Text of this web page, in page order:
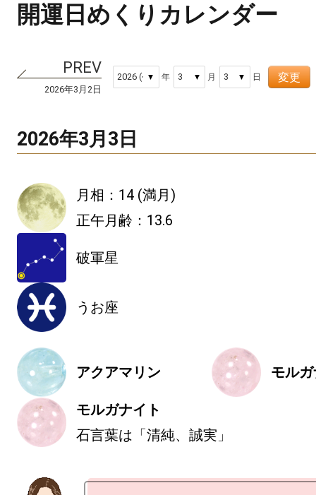
開運日めくりカレンダー
2026年3月2日
年 月 日 変更
2026年3月3日
月相：14 (満月)
正午月齢：13.6
破軍星
うお座
アクアマリン モル
モルガナイト
石言葉は「清純、誠実」